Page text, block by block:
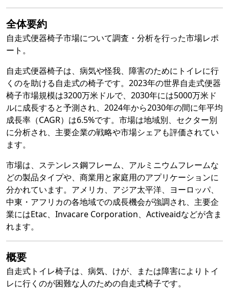
全体要約
自走式便器椅子市場について調査・分析を行った市場レポ
ート。
自走式便器椅子は、病気や怪我、障害のためにトイレに行
くのを助ける自走式の椅子です。2023年の世界自走式便器
椅子市場規模は3200万米ドルで、2030年には5000万米ド
ルに成長すると予測され、2024年から2030年の間に年平均
成長率（CAGR）は6.5%です。市場は地域別、セクター別
に分析され、主要企業の戦略や市場シェアも評価されてい
ます。
市場は、ステンレス鋼フレーム、アルミニウムフレームな
どの製品タイプや、商業用と家庭用のアプリケーションに
分かれています。アメリカ、アジア太平洋、ヨーロッパ、
中東・アフリカの各地域での成長機会が強調され、主要企
業にはEtac、Invacare Corporation、Activeaidなどが含ま
れます。
概要
自走式トイレ椅子は、病気、けが、または障害によりトイ
レに行くのが困難な人のための自走式椅子です。